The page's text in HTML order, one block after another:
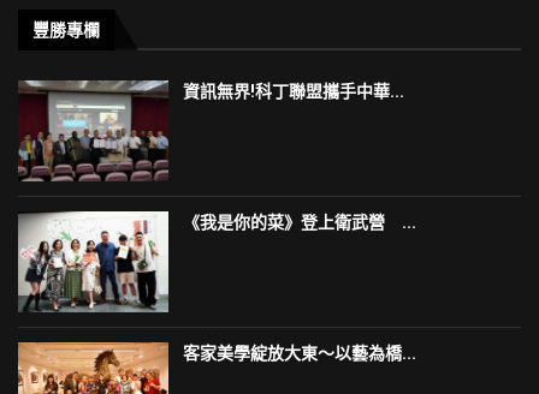
豐勝專欄
資訊無界!科丁聯盟攜手中華...
《我是你的菜》登上衛武營 ...
客家美學綻放大東～以藝為橋...